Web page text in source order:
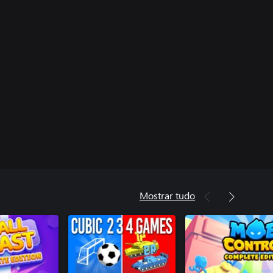
Mostrar tudo